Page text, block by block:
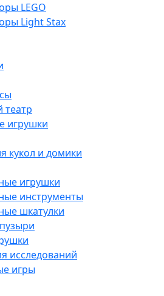
LEGO
Light Stax
театр
игрушки
кукол и домики
игрушки
инструменты
шкатулки
исследований
игры